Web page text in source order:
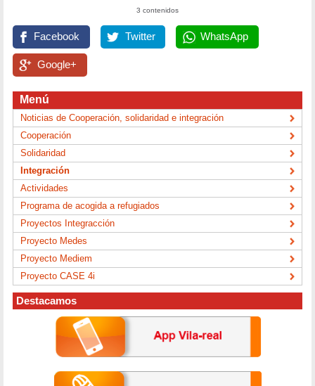
3 contenidos
Facebook Twitter WhatsApp
Google+
Menú
Noticias de Cooperación, solidaridad e integración
Cooperación
Solidaridad
Integración
Actividades
Programa de acogida a refugiados
Proyectos Integracción
Proyecto Medes
Proyecto Mediem
Proyecto CASE 4i
Destacamos